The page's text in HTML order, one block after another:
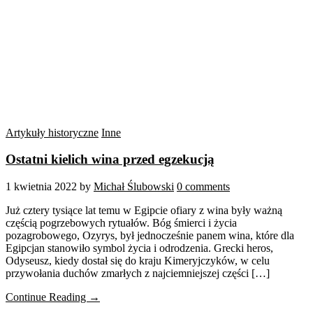
Artykuły historyczne Inne
Ostatni kielich wina przed egzekucją
1 kwietnia 2022 by Michał Ślubowski 0 comments
Już cztery tysiące lat temu w Egipcie ofiary z wina były ważną
częścią pogrzebowych rytuałów. Bóg śmierci i życia
pozagrobowego, Ozyrys, był jednocześnie panem wina, które dla
Egipcjan stanowiło symbol życia i odrodzenia. Grecki heros,
Odyseusz, kiedy dostał się do kraju Kimeryjczyków, w celu
przywołania duchów zmarłych z najciemniejszej części […]
Continue Reading →